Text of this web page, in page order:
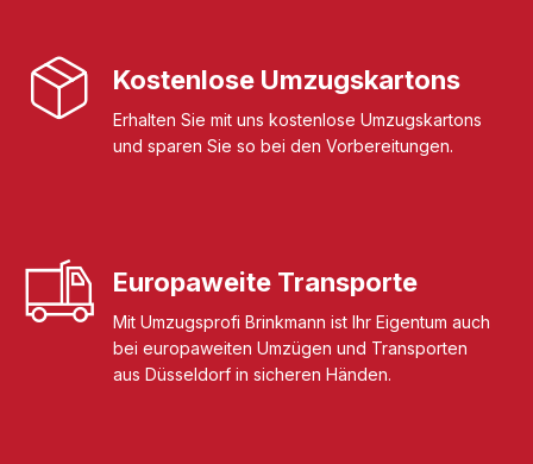
Kostenlose Umzugskartons
Erhalten Sie mit uns kostenlose Umzugskartons
und sparen Sie so bei den Vorbereitungen.
Europaweite Transporte
Mit Umzugsprofi Brinkmann ist Ihr Eigentum auch
bei europaweiten Umzügen und Transporten
aus Düsseldorf in sicheren Händen.